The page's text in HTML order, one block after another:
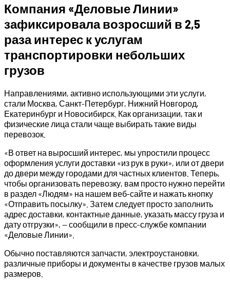
Компания «Деловые Линии»
зафиксировала возросший в 2,5
раза интерес к услугам
транспортировки небольших
грузов
Направлениями, активно использующими эти услуги,
стали Москва, Санкт-Петербург, Нижний Новгород,
Екатеринбург и Новосибирск. Как организации, так и
физические лица стали чаще выбирать такие виды
перевозок.
«В ответ на выросший интерес, мы упростили процесс
оформления услуги доставки «из рук в руки», или от двери
до двери между городами для частных клиентов. Теперь,
чтобы организовать перевозку, вам просто нужно перейти
в раздел «Людям» на нашем веб-сайте и нажать кнопку
«Отправить посылку». Затем следует просто заполнить
адрес доставки, контактные данные, указать массу груза и
дату отгрузки», — сообщили в пресс-службе компании
«Деловые Линии».
Обычно поставляются запчасти, электроустановки,
различные приборы и документы в качестве грузов малых
размеров.